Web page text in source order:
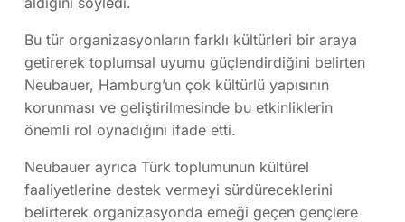
Bu tür organizasyonların farklı kültürleri bir araya
getirerek toplumsal uyumu güçlendirdiğini belirten
Neubauer, Hamburg’un çok kültürlü yapısının
korunması ve geliştirilmesinde bu etkinliklerin
önemli rol oynadığını ifade etti.
Neubauer ayrıca Türk toplumunun kültürel
faaliyetlerine destek vermeyi sürdüreceklerini
belirterek organizasyonda emeği geçen gençlere